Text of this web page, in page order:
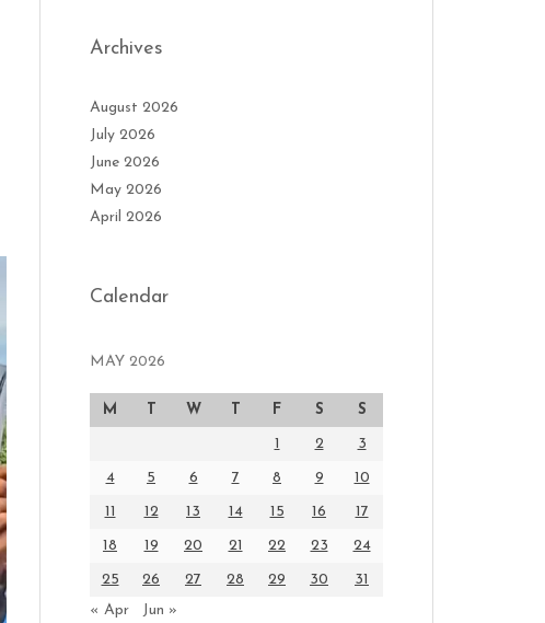
Archives
August 2026
July 2026
June 2026
May 2026
April 2026
Calendar
MAY 2026
M T W T F S S
1 2 3
4 5 6 7 8 9 10
11 12 13 14 15 16 17
18 19 20 21 22 23 24
25 26 27 28 29 30
31
« Apr
Jun »